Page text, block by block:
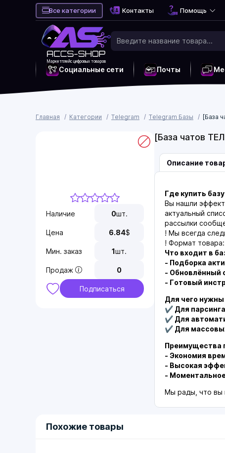
Все категории Контакты Помощь
Маркетплейс цифровых товаров
Социальные сети Почты
Главная Категории Telegram Telegram Базы [База
Наличие 0шт.
Цена 6.84$
Мин. заказ 1шт.
Продаж 0
Подписаться
[База чатов
Описание
Где купить
Вы нашли
актуальный
рассылки
! Мы всегда
! Формат товара:
Что входит в
- Подборка
- Обновлённый
- Готовый
Для чего
✔ Для
✔ Для
✔ Для
Преимущества
- Экономия
- Высокая
-
Мы рады, что вы
Похожие товары